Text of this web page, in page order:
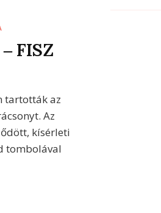
FISZ
tartották az
Az
kísérleti
tombolával